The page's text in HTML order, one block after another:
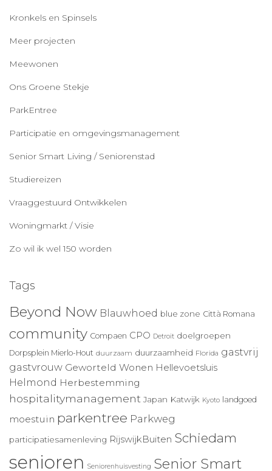
Kronkels en Spinsels
Meer projecten
Meewonen
Ons Groene Stekje
ParkEntree
Participatie en omgevingsmanagement
Senior Smart Living / Seniorenstad
Studiereizen
Vraaggestuurd Ontwikkelen
Woningmarkt / Visie
Zo wil ik wel 150 worden
Tags
Beyond Now Blauwhoed blue zone Città Romana
community Compaen CPO Detroit doelgroepen
Dorpsplein Mierlo-Hout duurzaam duurzaamheid Florida gastvrij
gastvrouw Geworteld Wonen Hellevoetsluis
Helmond Herbestemming
hospitalitymanagement Japan Katwijk Kyoto landgoed
moestuin parkentree Parkweg
participatiesamenleving RijswijkBuiten Schiedam
senioren Seniorenhuisvesting Senior Smart